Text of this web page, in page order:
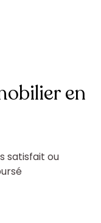
en
satisfait ou